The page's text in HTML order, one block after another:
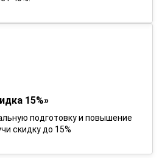
15%»
подготовку и повышение
скидку до 15%